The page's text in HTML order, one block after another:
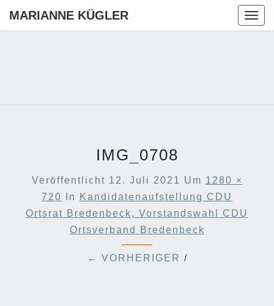
MARIANNE KÜGLER
IMG_0708
Veröffentlicht 12. Juli 2021 Um 1280 ×
720
In
Kandidatenaufstellung CDU
Ortsrat Bredenbeck, Vorstandswahl CDU
Ortsverband Bredenbeck
← VORHERIGER /